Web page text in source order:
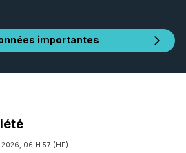
importantes
2026, 06 H 57 (HE)